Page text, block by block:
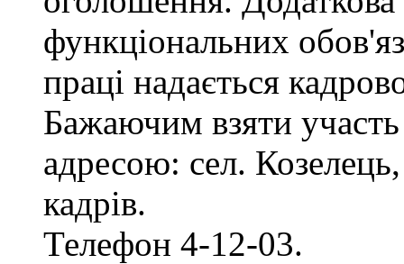
функціональних
праці надається
Бажаючим взяти участь
адресою: сел.
кадрів.
Телефон 4-12-03.